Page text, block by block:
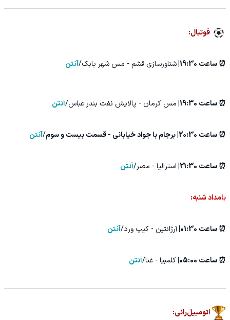
فوتبال:
⏰ ساعت 19:30| شناورسازی قشم - مس شهر بابک/آنتن
⏰ ساعت 19:30| مس کرمان - پالایش نفت بندر عباس/آنتن
⏰ ساعت 20:30| برجام با جواد خیابانی - قسمت بیست و سوم /آنتن
⏰ ساعت 21:30| استرالیا - مصر/آنتن
بامداد شنبه:
⏰ ساعت 01:30| آرژانتین - کیپ ورد/آنتن
⏰ ساعت 05:00| کلمبیا - غنا/آنتن
اتومبیل‌رانی: